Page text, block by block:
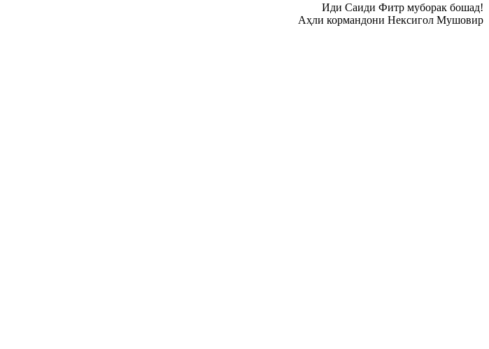
Иди Саиди Фитр муборак бошад!
Аҳли кормандони Нексигол Мушовир